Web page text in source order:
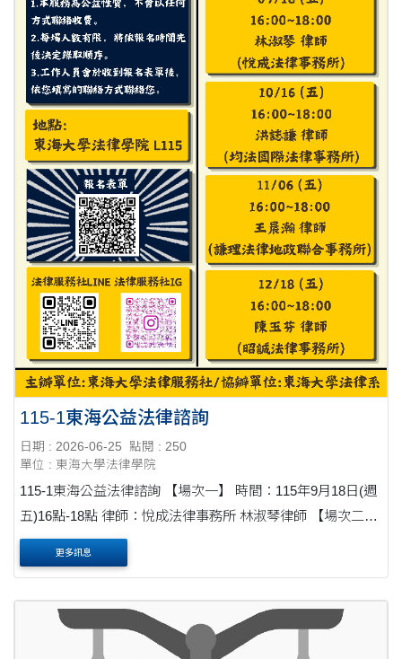
115-1東海公益法律諮詢
日期 : 2026-06-25
點閱 : 250
單位 : 東海大學法律學院
115-1東海公益法律諮詢 【場次一】 時間：115年9月18日(週
五)16點-18點 律師：悅成法律事務所 林淑琴律師 【場次二】
時間：115年10月16日(週五)16點-18點 律師：均法國際法律
更多訊息